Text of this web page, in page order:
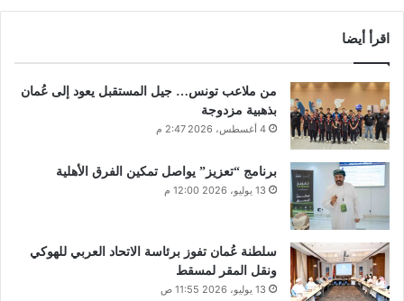
اقرأ أيضا
من ملاعب تونس… جيل المستقبل يعود إلى عُمان
بذهبية مزدوجة
4 أغسطس، 2026 2:47 م
برنامج “تعزيز” يواصل تمكين الفرق الأهلية
13 يوليو، 2026 12:00 م
سلطنة عُمان تفوز برئاسة الاتحاد العربي للهوكي
ونقل المقر لمسقط
13 يوليو، 2026 11:55 ص